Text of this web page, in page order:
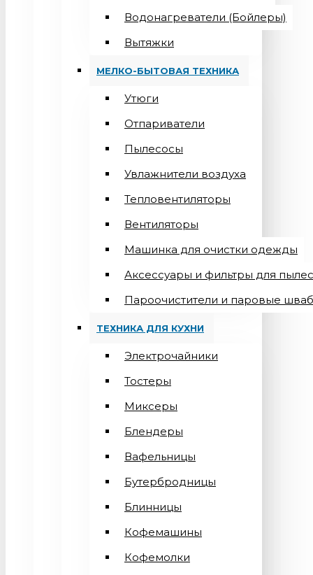
Водонагреватели (Бойлеры)
Вытяжки
МЕЛКО-БЫТОВАЯ ТЕХНИКА
Утюги
Отпариватели
Пылесосы
Увлажнители воздуха
Тепловентиляторы
Вентиляторы
Машинка для очистки одежды
Аксессуары и фильтры для
Пароочистители и паровые
ТЕХНИКА ДЛЯ КУХНИ
Электрочайники
Тостеры
Миксеры
Блендеры
Вафельницы
Бутербродницы
Блинницы
Кофемашины
Кофемолки